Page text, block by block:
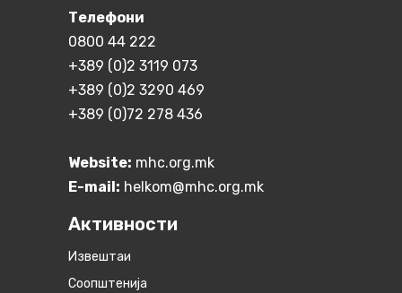
Телефони
0800 44 222
+389 (0)2 3119 073
+389 (0)2 3290 469
+389 (0)72 278 436
Website: mhc.org.mk
E-mail: helkom@mhc.org.mk
Активности
Извештаи
Соопштенија